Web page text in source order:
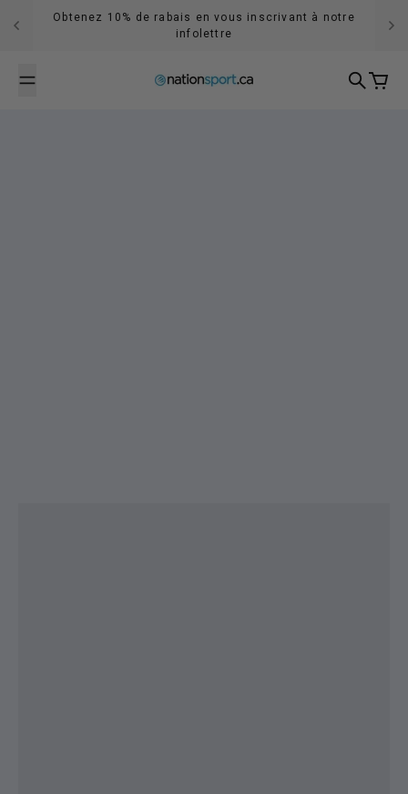
Passer au contenu
Obtenez 10% de rabais en vous inscrivant à notre
infolettre
Panier